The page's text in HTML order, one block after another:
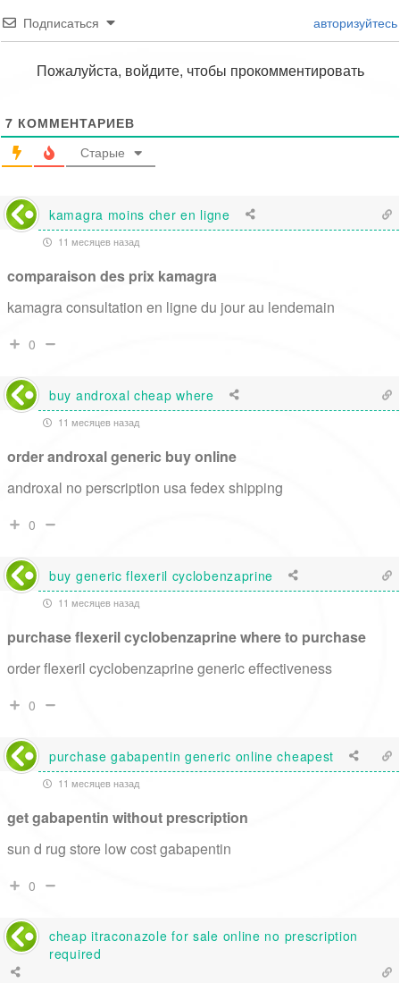
Подписаться авторизуйтесь
Пожалуйста, войдите, чтобы прокомментировать
7 КОММЕНТАРИЕВ
Старые
kamagra moins cher en ligne
11 месяцев назад
comparaison des prix kamagra
kamagra consultation en ligne du jour au lendemain
0
buy androxal cheap where
11 месяцев назад
order androxal generic buy online
androxal no perscription usa fedex shipping
0
buy generic flexeril cyclobenzaprine
11 месяцев назад
purchase flexeril cyclobenzaprine where to purchase
order flexeril cyclobenzaprine generic effectiveness
0
purchase gabapentin generic online cheapest
11 месяцев назад
get gabapentin without prescription
sun d rug store low cost gabapentin
0
cheap itraconazole for sale online no prescription
required